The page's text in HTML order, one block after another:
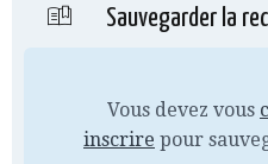
Sauvegarder la
Vous devez vous
inscrire pour